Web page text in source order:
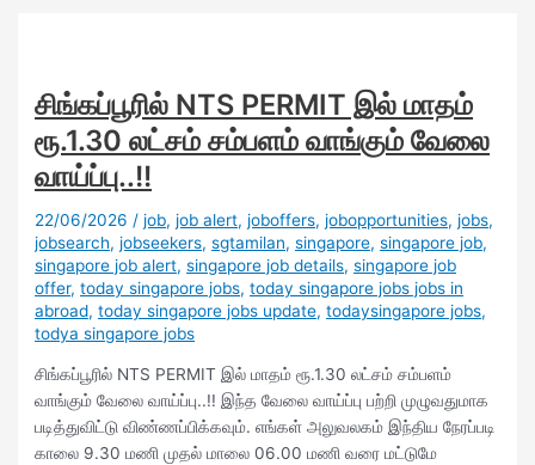
சிங்கப்பூரில் NTS PERMIT இல் மாதம்
ரூ.1.30 லட்சம் சம்பளம் வாங்கும் வேலை
வாய்ப்பு..!!
22/06/2026 /job,job alert,joboffers,jobopportunities,jobs,
jobsearch,jobseekers,sgtamilan,singapore,singapore job,
singapore job alert,singapore job details,singapore job
offer,today singapore jobs,today singapore jobs jobs in
abroad,today singapore jobs update,todaysingapore jobs,
todya singapore jobs
சிங்கப்பூரில் NTS PERMIT இல் மாதம் ரூ.1.30 லட்சம் சம்பளம்
வாங்கும் வேலை வாய்ப்பு..!! இந்த வேலை வாய்ப்பு பற்றி முழுவதுமாக
படித்துவிட்டு விண்ணப்பிக்கவும். எங்கள் அலுவலகம் இந்திய நேரப்படி
காலை 9.30 மணி முதல் மாலை 06.00 மணி வரை மட்டுமே